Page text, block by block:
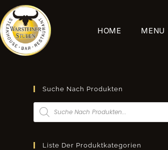
HOME MENU
Suche Nach Produkten
Liste Der Produktkategorien